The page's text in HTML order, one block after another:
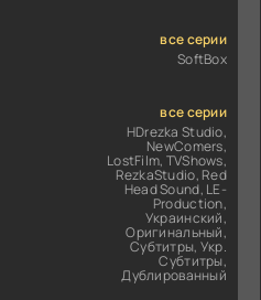
все серии
SoftBox
все серии
HDrezka Studio,
NewComers,
LostFilm, TVShows,
RezkaStudio, Red
Head Sound, LE-
Production,
Украинский,
Оригинальный,
Субтитры, Укр.
Субтитры,
Дублированный